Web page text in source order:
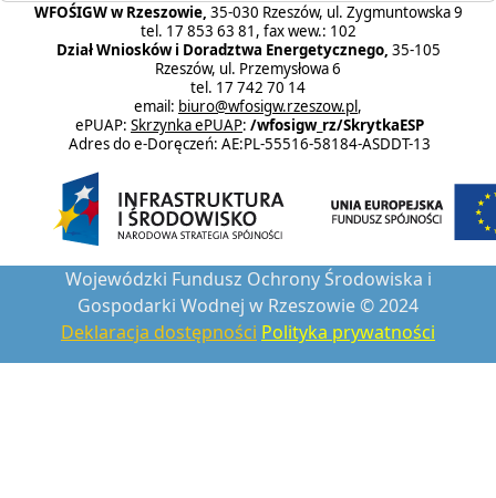
WFOŚIGW w Rzeszowie, 35-030 Rzeszów, ul. Zygmuntowska 9
tel. 17 853 63 81, fax wew.: 102
Dział Wniosków i Doradztwa Energetycznego, 35-105
Rzeszów, ul. Przemysłowa 6
tel. 17 742 70 14
email: biuro@wfosigw.rzeszow.pl,
ePUAP: Skrzynka ePUAP: /wfosigw_rz/SkrytkaESP
Adres do e-Doręczeń: AE:PL-55516-58184-ASDDT-13
Wojewódzki Fundusz Ochrony Środowiska i
Gospodarki Wodnej w Rzeszowie © 2024
Deklaracja dostępności Polityka prywatności